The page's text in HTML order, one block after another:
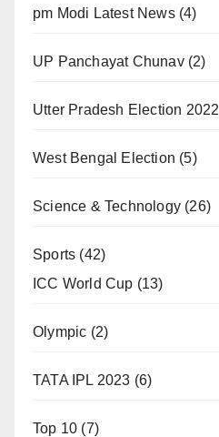
pm Modi Latest News(4)
UP Panchayat Chunav(2)
Utter Pradesh Election 2022
West Bengal Election (5)
Science & Technology (26)
Sports (42)
ICC World Cup (13)
Olympic (2)
TATA IPL 2023 (6)
Top 10 (7)